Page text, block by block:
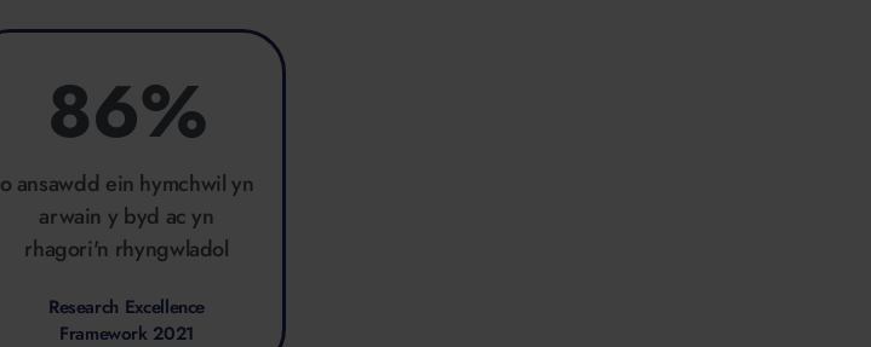
86%
o ansawdd ein hymchwil yn
arwain y byd ac yn
rhagori'n rhyngwladol
Research Excellence
Framework 2021